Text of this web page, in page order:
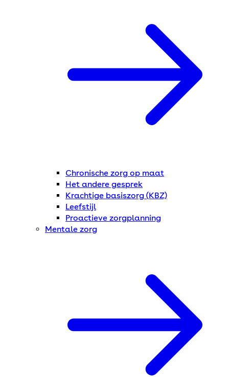
Chronische zorg op maat
Het andere gesprek
Krachtige basiszorg (KBZ)
Leefstijl
Proactieve zorgplanning
Mentale zorg